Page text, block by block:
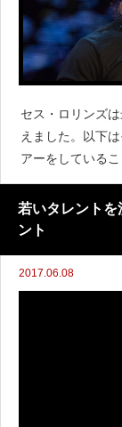
セス・ロリンズ
えました。以下
アーをしている
たり、飛行機に
のように過ごし
若いタレントを
ント
2017.06.08